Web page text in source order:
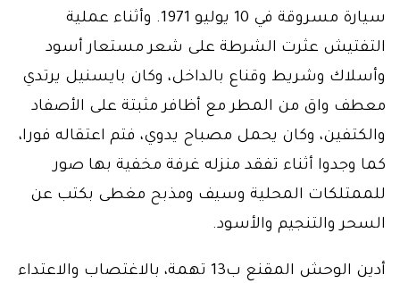
سيارة مسروقة في 10 يوليو 1971. وأثناء عملية
التفتيش عثرت الشرطة على شعر مستعار أسود
وأسلاك وشريط وقناع بالداخل، وكان بايسنيل يرتدي
معطف واق من المطر مع أظافر مثبتة على الأصفاد
والكتفين، وكان يحمل مصباح يدوي، فتم اعتقاله فورا،
كما وجدوا أثناء تفقد منزله غرفة مخفية بها صور
للممتلكات المحلية وسيف ومذبح مغطى بكتب عن
السحر والتنجيم والأسود.
أدين الوحش المقنع ب13 تهمة، بالاغتصاب والاعتداء